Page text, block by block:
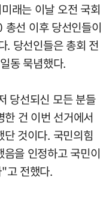
래는 이날 오전 국회
선 이후 당선인들이
. 당선인들은 총회 전
동 묵념했다.
당선되신 모든 분들
건 이번 선거에서
것이다. 국민의힘
을 인정하고 국민이
고 전했다.